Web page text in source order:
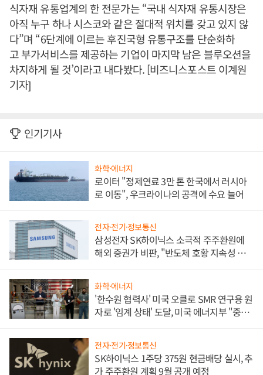
식자재 유통업계의 한 전문가는 “국내 식자재 유통시장은
아직 누구 하나 시스코와 같은 절대적 위치를 갖고 있지 않
다”며 “6단계에 이르는 후진국형 유통구조를 단순화하
고 부가서비스를 제공하는 기업이 마지막 남은 블루오션을
차지하게 될 것’이라고 내다봤다. [비즈니스포스트 이계원
기자]
인기기사
화학·에너지
로이터 "정제연료 3만 톤 한국에서 러시아
로 이동", 우크라이나의 공격에 수요 늘어
전자·전기·정보통신
삼성전자 SK하이닉스 소극적 주주환원에
해외 증권가 비판, "반도체 호황 지속성 의
화학·에너지
'한수원 협력사' 미국 오클로 SMR 연구용 원
자로 '임계 상태' 도달, 미국 에너지부 "중요
전자·전기·정보통신
SK하이닉스 1주당 375원 현금배당 실시, 추
가 주주환원 계획 9월 공개 예정